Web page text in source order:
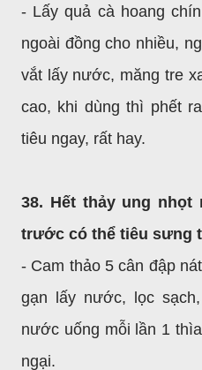
- Lấy quả cà hoang
ngoài đồng cho nhiều,
vắt lấy nước, măng tre
cao, khi dùng thì phết
tiêu ngay, rất hay.
38. Hết thảy ung nhọt
trước có thể tiêu sưng
- Cam thảo 5 cân đập
gạn lấy nước, lọc
nước uống mỗi lần 1
ngại.